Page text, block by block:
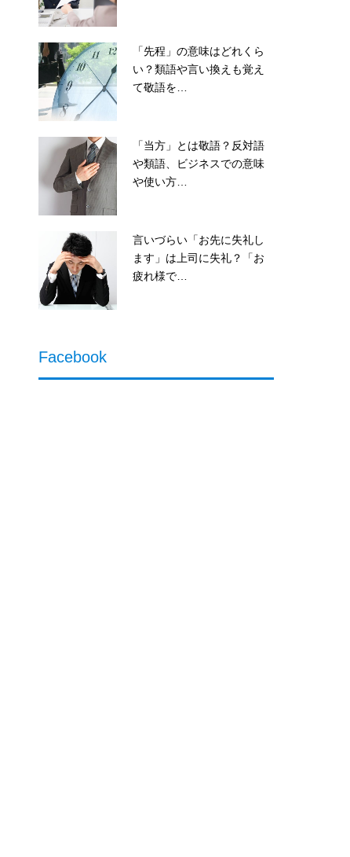
「先程」の意味はどれくら
い？類語や言い換えも覚え
て敬語を…
「当方」とは敬語？反対語
や類語、ビジネスでの意味
や使い方…
言いづらい「お先に失礼し
ます」は上司に失礼？「お
疲れ様で…
Facebook